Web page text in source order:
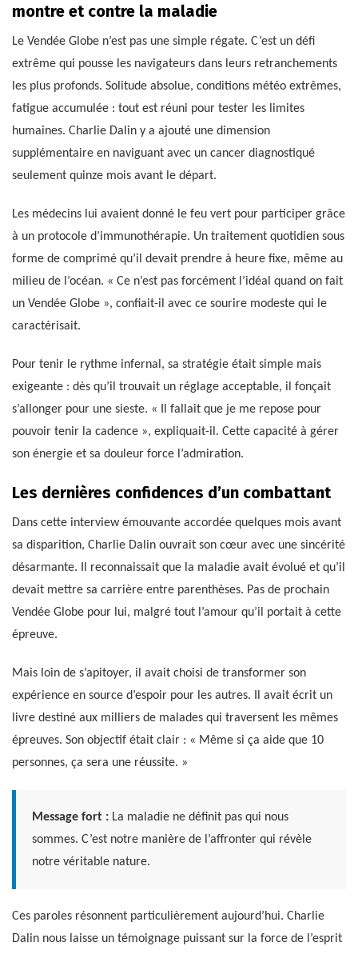
montre et contre la maladie
Le Vendée Globe n’est pas une simple régate. C’est un défi
extrême qui pousse les navigateurs dans leurs retranchements
les plus profonds. Solitude absolue, conditions météo extrêmes,
fatigue accumulée : tout est réuni pour tester les limites
humaines. Charlie Dalin y a ajouté une dimension
supplémentaire en naviguant avec un cancer diagnostiqué
seulement quinze mois avant le départ.
Les médecins lui avaient donné le feu vert pour participer grâce
à un protocole d’immunothérapie. Un traitement quotidien sous
forme de comprimé qu’il devait prendre à heure fixe, même au
milieu de l’océan. « Ce n’est pas forcément l’idéal quand on fait
un Vendée Globe », confiait-il avec ce sourire modeste qui le
caractérisait.
Pour tenir le rythme infernal, sa stratégie était simple mais
exigeante : dès qu’il trouvait un réglage acceptable, il fonçait
s’allonger pour une sieste. « Il fallait que je me repose pour
pouvoir tenir la cadence », expliquait-il. Cette capacité à gérer
son énergie et sa douleur force l’admiration.
Les dernières confidences d’un combattant
Dans cette interview émouvante accordée quelques mois avant
sa disparition, Charlie Dalin ouvrait son cœur avec une sincérité
désarmante. Il reconnaissait que la maladie avait évolué et qu’il
devait mettre sa carrière entre parenthèses. Pas de prochain
Vendée Globe pour lui, malgré tout l’amour qu’il portait à cette
épreuve.
Mais loin de s’apitoyer, il avait choisi de transformer son
expérience en source d’espoir pour les autres. Il avait écrit un
livre destiné aux milliers de malades qui traversent les mêmes
épreuves. Son objectif était clair : « Même si ça aide que 10
personnes, ça sera une réussite. »
Message fort : La maladie ne définit pas qui nous
sommes. C’est notre manière de l’affronter qui révèle
notre véritable nature.
Ces paroles résonnent particulièrement aujourd’hui. Charlie
Dalin nous laisse un témoignage puissant sur la force de l’esprit